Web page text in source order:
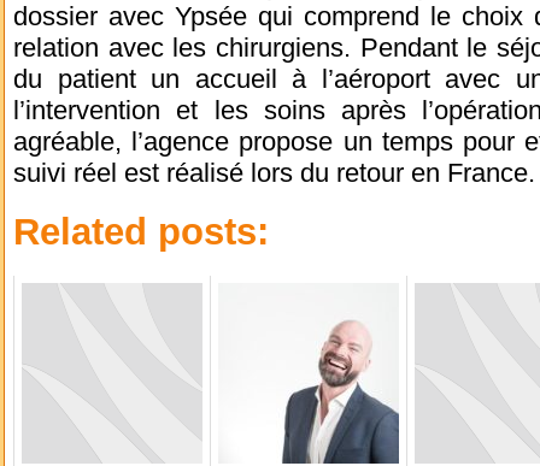
dossier avec Ypsée qui comprend le choix
relation avec les chirurgiens. Pendant le
du patient un accueil à l’aéroport avec
l’intervention et les soins après
agréable, l’agence propose un temps pour
suivi réel est réalisé lors du retour en France.
Related posts: